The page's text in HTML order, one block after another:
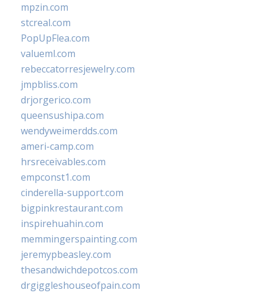
mpzin.com
stcreal.com
PopUpFlea.com
valueml.com
rebeccatorresjewelry.com
jmpbliss.com
drjorgerico.com
queensushipa.com
wendyweimerdds.com
ameri-camp.com
hrsreceivables.com
empconst1.com
cinderella-support.com
bigpinkrestaurant.com
inspirehuahin.com
memmingerspainting.com
jeremypbeasley.com
thesandwichdepotcos.com
drgiggleshouseofpain.com